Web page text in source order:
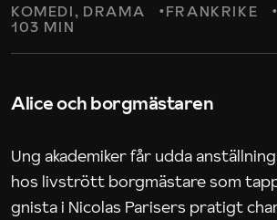
KOMEDI DRAMA FRANKRIKE
103 MIN
Alice och borgmästaren
Ung akademiker får udda
hos livstrött borgmästare som
gnista i Nicolas Parisers pratigt